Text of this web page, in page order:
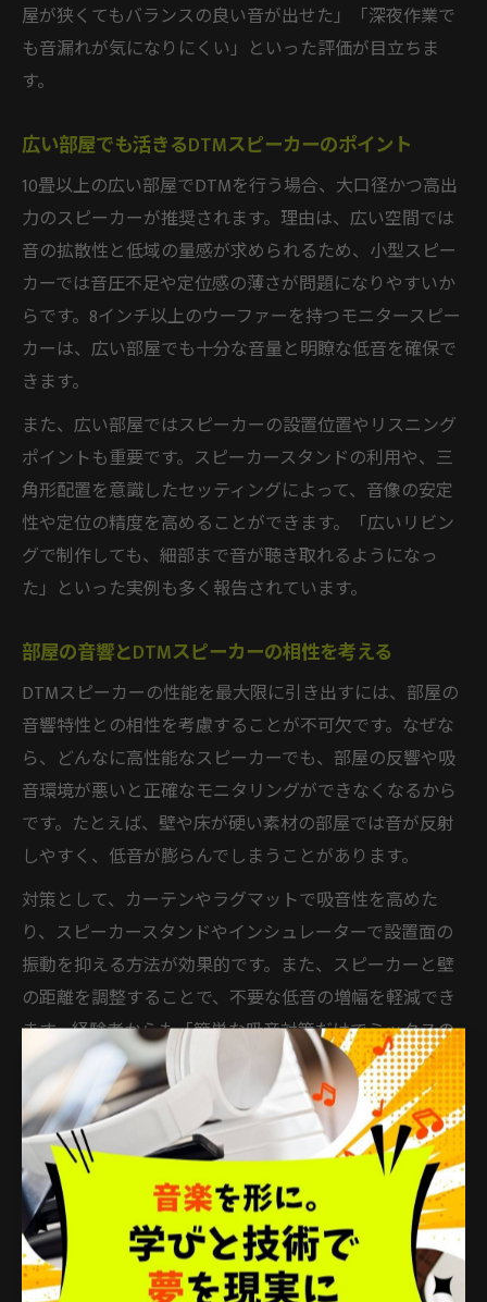
屋が狭くてもバランスの良い音が出せた」「深夜作業で
も音漏れが気になりにくい」といった評価が目立ちま
す。
広い部屋でも活きるDTMスピーカーのポイント
10畳以上の広い部屋でDTMを行う場合、大口径かつ高出
力のスピーカーが推奨されます。理由は、広い空間では
音の拡散性と低域の量感が求められるため、小型スピー
カーでは音圧不足や定位感の薄さが問題になりやすいか
らです。8インチ以上のウーファーを持つモニタースピー
カーは、広い部屋でも十分な音量と明瞭な低音を確保で
きます。
また、広い部屋ではスピーカーの設置位置やリスニング
ポイントも重要です。スピーカースタンドの利用や、三
角形配置を意識したセッティングによって、音像の安定
性や定位の精度を高めることができます。「広いリビン
グで制作しても、細部まで音が聴き取れるようになっ
た」といった実例も多く報告されています。
部屋の音響とDTMスピーカーの相性を考える
DTMスピーカーの性能を最大限に引き出すには、部屋の
音響特性との相性を考慮することが不可欠です。なぜな
ら、どんなに高性能なスピーカーでも、部屋の反響や吸
音環境が悪いと正確なモニタリングができなくなるから
です。たとえば、壁や床が硬い素材の部屋では音が反射
しやすく、低音が膨らんでしまうことがあります。
対策として、カーテンやラグマットで吸音性を高めた
り、スピーカースタンドやインシュレーターで設置面の
振動を抑える方法が効果的です。また、スピーカーと壁
の距離を調整することで、不要な低音の増幅を軽減でき
ます。経験者からも「簡単な吸音対策だけでミックスの
精度が上がった」という声が多く、部屋の音響とスピー
カーの相性を意識することが、失敗しないDTM環境づく
りの鍵となります。
配置から音質まで徹底するDTM対策
DTMスピーカー配置で音質を最大限引き出す方法